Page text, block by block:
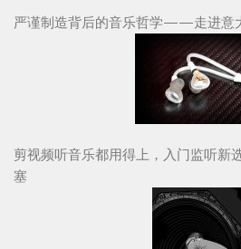
严谨制造背后的音乐哲学——走进意
剪视频听音乐都用得上，入门监听新
塞